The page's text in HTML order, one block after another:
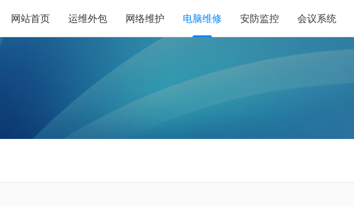
网站首页 运维外包 网络维护 电脑维修 安防监控 会议系统